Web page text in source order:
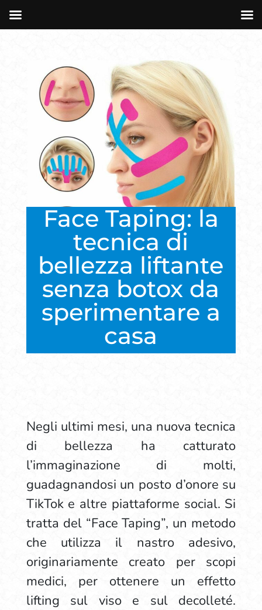
Face Taping: la
tecnica di
bellezza liftante
senza botox da
sperimentare a
casa
Negli ultimi mesi, una nuova tecnica
di bellezza ha catturato
l’immaginazione di molti,
guadagnandosi un posto d’onore su
TikTok e altre piattaforme social. Si
tratta del “Face Taping”, un metodo
che utilizza il nastro adesivo,
originariamente creato per scopi
medici, per ottenere un effetto
lifting sul viso e sul decolleté.